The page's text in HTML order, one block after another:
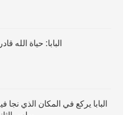
البابا: حياة الله
البابا يركع في المكان الذي نجا